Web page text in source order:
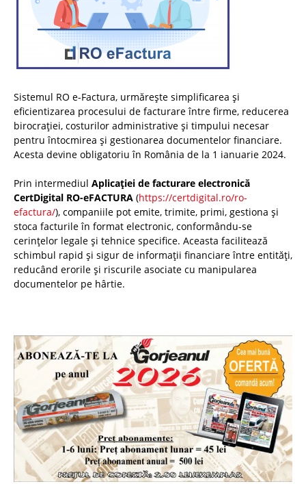
Sistemul RO e-Factura, urmărește simplificarea și
eficientizarea procesului de facturare între firme, reducerea
birocrației, costurilor administrative și timpului necesar
pentru întocmirea și gestionarea documentelor financiare.
Acesta devine obligatoriu în România de la 1 ianuarie 2024.
Prin intermediul Aplicației de facturare electronică
CertDigital RO-eFACTURA (https://certdigital.ro/ro-
efactura/), companiile pot emite, trimite, primi, gestiona și
stoca facturile în format electronic, conformându-se
cerințelor legale și tehnice specifice. Aceasta facilitează
schimbul rapid și sigur de informații financiare între entități,
reducând erorile și riscurile asociate cu manipularea
documentelor pe hârtie.